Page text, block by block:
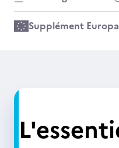
Supplément